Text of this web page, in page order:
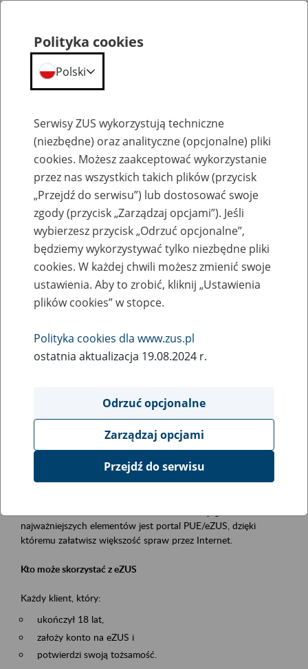
Szkolenia
Zaproś ZUS do siebie - zakładanie profili
eZUS w siedzibie Twojej firmy
Rodzaj wydarzenia
Szkolenia
Obszar merytoryczny
obsługa klientów
Opis wydarzenia
Platforma Usług Elektronicznych ZUS eZUS
najważniejszych elementów jest portal PUE/eZUS, dzięki
któremu załatwisz większość spraw przez Internet.
Kto może skorzystać z eZUS
Każdy klient, który:
ukończył 18 lat,
założy konto na eZUS i
potwierdzi swoją tożsamość.
Polityka cookies
Polski
Serwisy ZUS wykorzystują techniczne
(niezbędne) oraz analityczne (opcjonalne) pliki
cookies. Możesz zaakceptować wykorzystanie
przez nas wszystkich takich plików (przycisk
„Przejdź do serwisu”) lub dostosować swoje
zgody (przycisk „Zarządzaj opcjami”). Jeśli
wybierzesz przycisk „Odrzuć opcjonalne”,
będziemy wykorzystywać tylko niezbędne pliki
cookies. W każdej chwili możesz zmienić swoje
ustawienia. Aby to zrobić, kliknij „Ustawienia
plików cookies” w stopce.
Polityka cookies dla www.zus.pl
ostatnia aktualizacja 19.08.2024 r.
Odrzuć opcjonalne
Zarządzaj opcjami
Przejdź do serwisu